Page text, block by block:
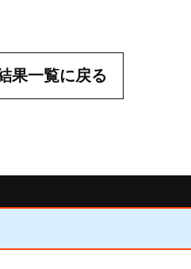
果一覧に戻る